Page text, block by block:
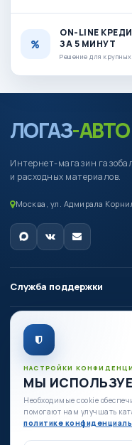
ON-LINE
ЗА 5 МИНУТ
Решение для крупных
ЛОГАЗ-АВТО
Интернет-магазин
и расходных материалов.
Москва, ул. Адмирала
Служба поддержки
О компании
Личный кабинет
Есть вопросы по оборудованию?
+7 (980) 335-88-88
НАСТРОЙКИ
МЫ
Необходимые cookie
помогают нам улучшать
политике